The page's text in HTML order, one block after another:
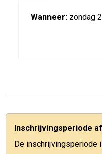
Wanneer: zondag
Inschrijvingsperiode
De inschrijvingsperiode